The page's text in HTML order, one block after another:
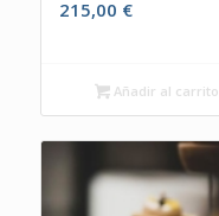
215,00 €
Añadir al carrito